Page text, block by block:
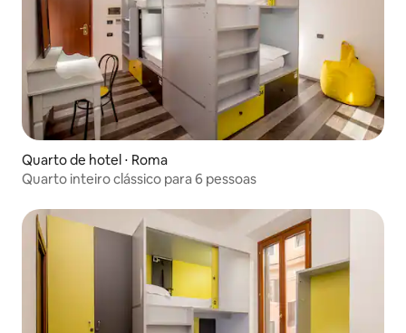
Quarto de hotel ⋅ Roma
Quarto inteiro clássico para 6 pessoas